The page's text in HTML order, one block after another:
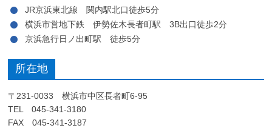
JR京浜東北線 関内駅北口徒歩5分
横浜市営地下鉄 伊勢佐木長者町駅 3B出口徒歩2分
京浜急行日ノ出町駅 徒歩5分
所在地
〒231-0033 横浜市中区長者町6-95
TEL 045-341-3180
FAX 045-341-3187